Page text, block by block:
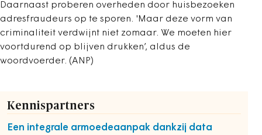
Daarnaast proberen overheden door huisbezoeken
adresfraudeurs op te sporen. 'Maar deze vorm van
criminaliteit verdwijnt niet zomaar. We moeten hier
voortdurend op blijven drukken’, aldus de
woordvoerder. (ANP)
Kennispartners
Een integrale armoedeaanpak dankzij data